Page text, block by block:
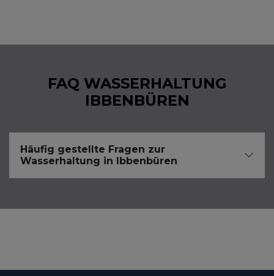
FAQ WASSERHALTUNG
IBBENBÜREN
Häufig gestellte Fragen zur
Wasserhaltung in Ibbenbüren